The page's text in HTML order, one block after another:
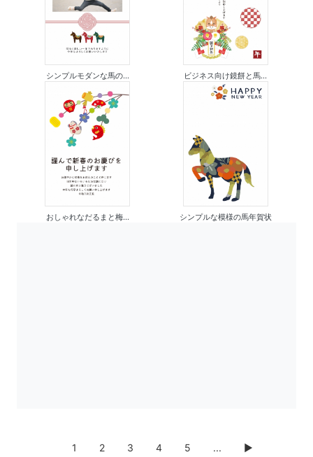
シンプルモダンな馬の... ビジネス向け鏡餅と馬...
おしゃれなだるまと梅... シンプルな模様の馬年賀状
1 2 3 4 5 ... ▶